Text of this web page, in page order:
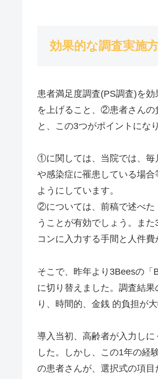
効果的な調査実施
患者満足度調査(PS調査)を
を上げること、②患者さんの
と、この3つがポイントにな
①に関しては、当院では、毎
や感染症に罹患している場
ようにしています。
②については、前稿で述べた
うことが有効でしょう。ま
コンに入力する手間と人件費
そこで、昨年より3Beesの
に切り替えました。調査結
り、時間的、金銭 的負担が
導入当初、高齢者が入力し
した。しかし、この1年の経
の患者さんが、選択式の項